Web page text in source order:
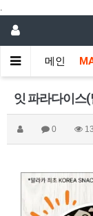
.
메인
잇 파라다이스
0